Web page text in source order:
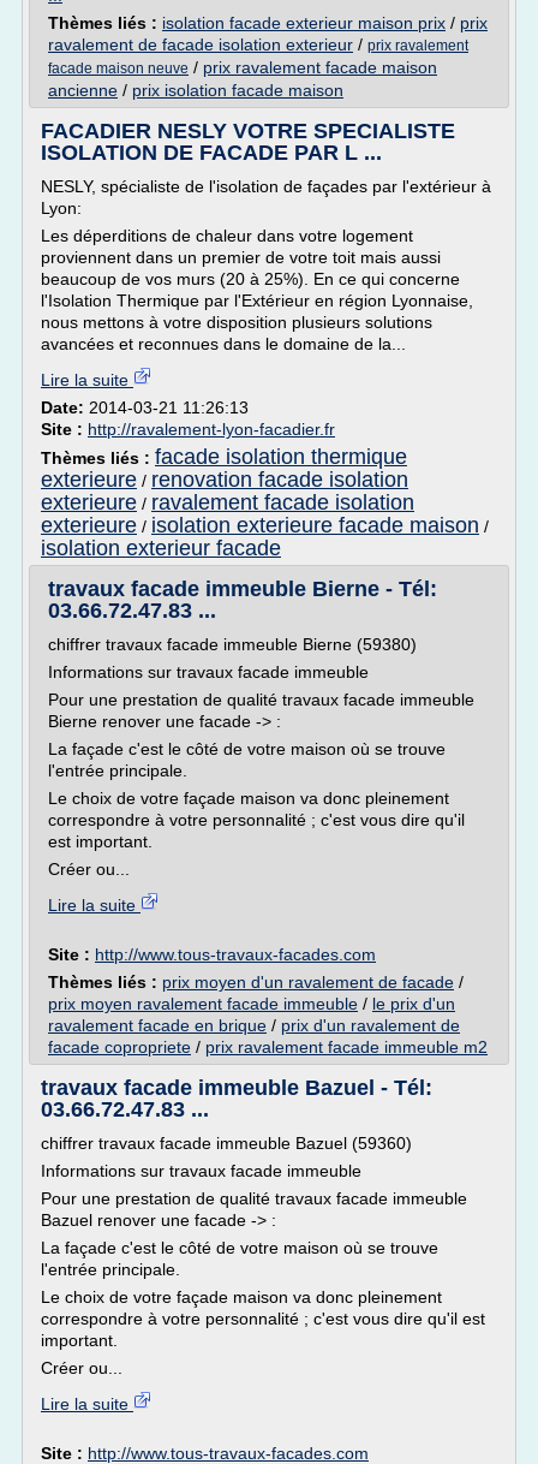
Thèmes liés : isolation facade exterieur maison prix / prix
ravalement de facade isolation exterieur / prix ravalement
facade maison neuve / prix ravalement facade maison
ancienne / prix isolation facade maison
FACADIER NESLY VOTRE SPECIALISTE
ISOLATION DE FACADE PAR L ...
NESLY, spécialiste de l'isolation de façades par l'extérieur à
Lyon:
Les déperditions de chaleur dans votre logement
proviennent dans un premier de votre toit mais aussi
beaucoup de vos murs (20 à 25%). En ce qui concerne
l'Isolation Thermique par l'Extérieur en région Lyonnaise,
nous mettons à votre disposition plusieurs solutions
avancées et reconnues dans le domaine de la...
Lire la suite
Date: 2014-03-21 11:26:13
Site : http://ravalement-lyon-facadier.fr
Thèmes liés : facade isolation thermique
exterieure / renovation facade isolation
exterieure / ravalement facade isolation
exterieure / isolation exterieure facade maison /
isolation exterieur facade
travaux facade immeuble Bierne - Tél:
03.66.72.47.83 ...
chiffrer travaux facade immeuble Bierne (59380)
Informations sur travaux facade immeuble
Pour une prestation de qualité travaux facade immeuble
Bierne renover une facade -> :
La façade c'est le côté de votre maison où se trouve
l'entrée principale.
Le choix de votre façade maison va donc pleinement
correspondre à votre personnalité ; c'est vous dire qu'il
est important.
Créer ou...
Lire la suite
Site : http://www.tous-travaux-facades.com
Thèmes liés : prix moyen d'un ravalement de facade /
prix moyen ravalement facade immeuble / le prix d'un
ravalement facade en brique / prix d'un ravalement de
facade copropriete / prix ravalement facade immeuble m2
travaux facade immeuble Bazuel - Tél:
03.66.72.47.83 ...
chiffrer travaux facade immeuble Bazuel (59360)
Informations sur travaux facade immeuble
Pour une prestation de qualité travaux facade immeuble
Bazuel renover une facade -> :
La façade c'est le côté de votre maison où se trouve
l'entrée principale.
Le choix de votre façade maison va donc pleinement
correspondre à votre personnalité ; c'est vous dire qu'il est
important.
Créer ou...
Lire la suite
Site : http://www.tous-travaux-facades.com